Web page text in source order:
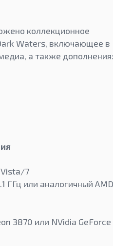
коллекционное
Waters, включающее в
а также дополнения:
7
ГГц или аналогичный AMD
3870 или NVidia GeForce